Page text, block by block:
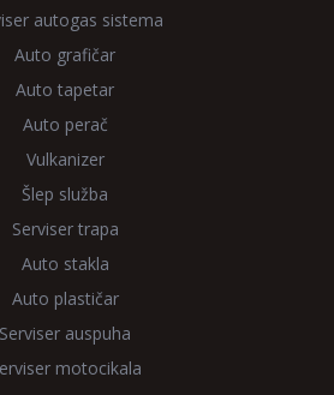
autogas sistema
Auto grafičar
Auto tapetar
Auto perač
Vulkanizer
Šlep služba
Serviser trapa
Auto stakla
Auto plastičar
Serviser auspuha
motocikala